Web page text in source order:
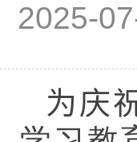
2025-
为庆